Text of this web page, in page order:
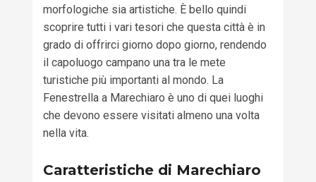
morfologiche sia artistiche. È bello quindi
scoprire tutti i vari tesori che questa città è in
grado di offrirci giorno dopo giorno, rendendo
il capoluogo campano una tra le mete
turistiche più importanti al mondo. La
Fenestrella a Marechiaro è uno di quei luoghi
che devono essere visitati almeno una volta
nella vita.
Caratteristiche di Marechiaro